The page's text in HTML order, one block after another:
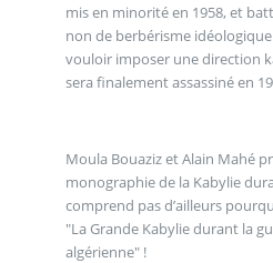
mis en minorité en 1958, et
non de berbérisme
vouloir imposer une direction
sera finalement assassiné en
Moula Bouaziz et Alain Mahé
monographie de la Kabylie
comprend pas d’ailleurs
"La Grande Kabylie durant la
algérienne" !